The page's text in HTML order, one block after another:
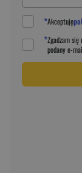
*Akceptuję
*Zgadzam
podanye-